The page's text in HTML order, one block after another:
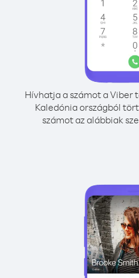
Hívhatja a számot a Viber
Kaledónia országból
számot az alábbiak